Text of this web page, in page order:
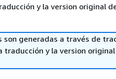
y la version original
son generadas a través de
y la version